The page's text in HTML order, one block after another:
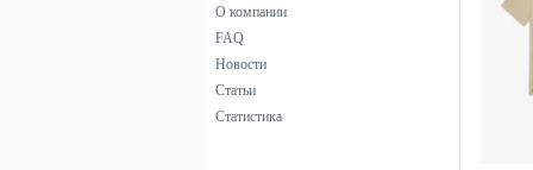
О компании
FAQ
Новости
Статьи
Статистика